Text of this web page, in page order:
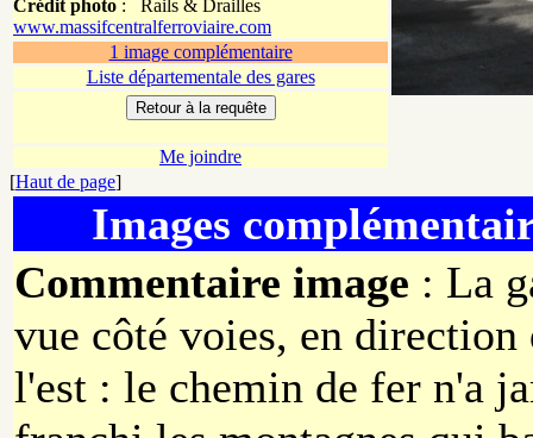
Crédit photo :
Rails & Drailles
www.massifcentralferroviaire.com
1 image complémentaire
Liste départementale des gares
Me joindre
[Haut de page]
Images
Commentaire image : La
vue côté voies, en direction
l'est : le chemin de fer n'a